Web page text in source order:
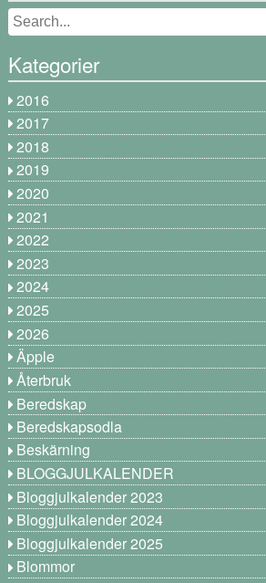
Kategorier
2016
2017
2018
2019
2020
2021
2022
2023
2024
2025
2026
Äpple
Återbruk
Beredskap
Beredskapsodla
Beskärning
BLOGGJULKALENDER
Bloggjulkalender 2023
Bloggjulkalender 2024
Bloggjulkalender 2025
Blommor